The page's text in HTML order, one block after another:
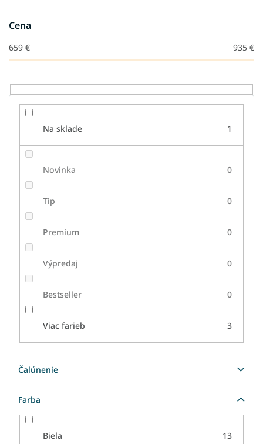
d
u
k
o
v
Cena
659 € 935 €
Na sklade 1
Novinka 0
Tip 0
Premium 0
Výpredaj 0
Bestseller 0
Viac farieb 3
Čalúnenie
Farba
Biela 13